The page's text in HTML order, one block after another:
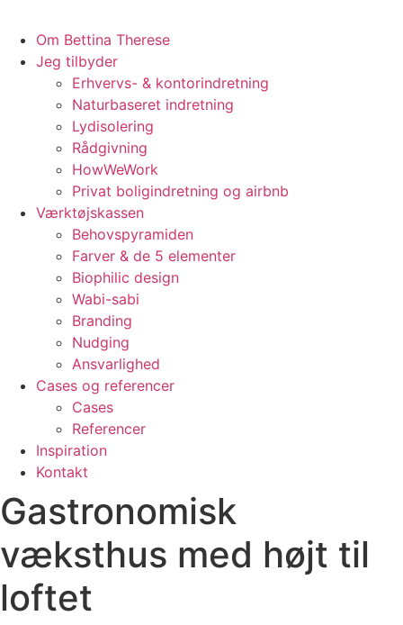
Om Bettina Therese
Jeg tilbyder
Erhvervs- & kontorindretning
Naturbaseret indretning
Lydisolering
Rådgivning
HowWeWork
Privat boligindretning og airbnb
Værktøjskassen
Behovspyramiden
Farver & de 5 elementer
Biophilic design
Wabi-sabi
Branding
Nudging
Ansvarlighed
Cases og referencer
Cases
Referencer
Inspiration
Kontakt
Gastronomisk
væksthus med højt til
loftet